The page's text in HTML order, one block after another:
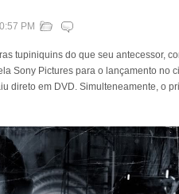
PM
tupiniquins do que seu antecessor,
Sony Pictures para o lançamento no
direto em DVD. Simulteneamente, o